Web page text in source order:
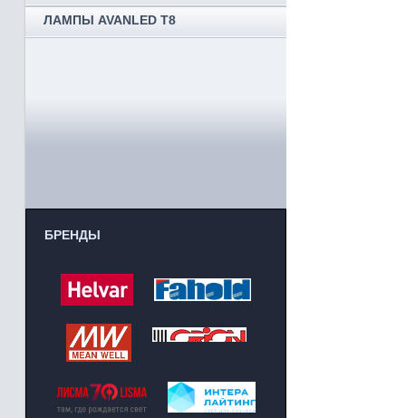
ЛАМПЫ AVANLED T8
БРЕНДЫ